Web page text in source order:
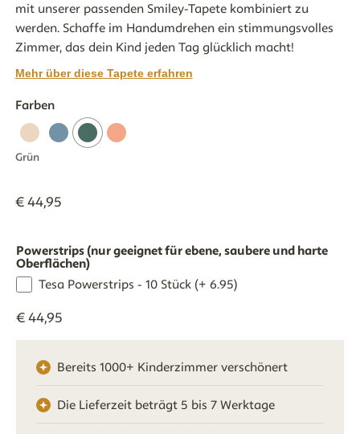
mit unserer passenden Smiley-Tapete kombiniert zu
werden. Schaffe im Handumdrehen ein stimmungsvolles
Zimmer, das dein Kind jeden Tag glücklich macht!
Mehr über diese Tapete erfahren
Farben
Grün
€ 44,95
Powerstrips (nur geeignet für ebene, saubere und harte
Oberflächen)
Tesa Powerstrips - 10 Stück (+ 6.95)
€ 44,95
Bereits 1000+ Kinderzimmer verschönert
Die Lieferzeit beträgt 5 bis 7 Werktage